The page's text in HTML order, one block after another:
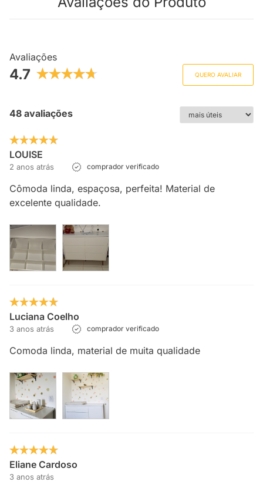
Avaliações
4.7 QUERO AVALIAR
48 avaliações
LOUISE
2 anos atrás comprador verificado
Cômoda linda, espaçosa, perfeita! Material de
excelente qualidade.
Luciana Coelho
3 anos atrás comprador verificado
Comoda linda, material de muita qualidade
Eliane Cardoso
3 anos atrás